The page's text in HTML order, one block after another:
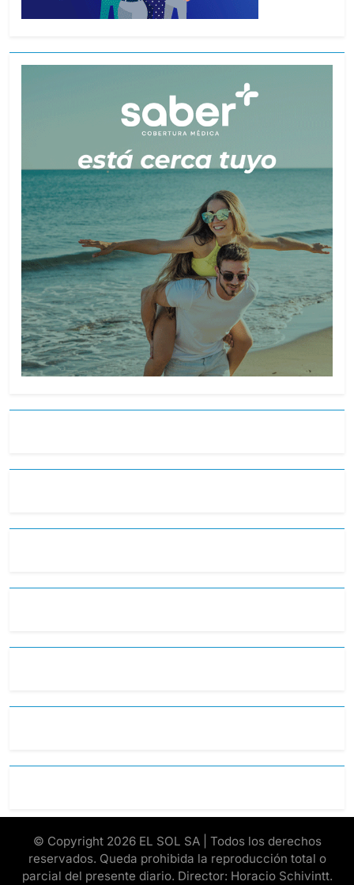
© Copyright 2026 EL SOL SA | Todos los derechos
reservados. Queda prohibida la reproducción total o
parcial del presente diario. Director: Horacio Schivintt.